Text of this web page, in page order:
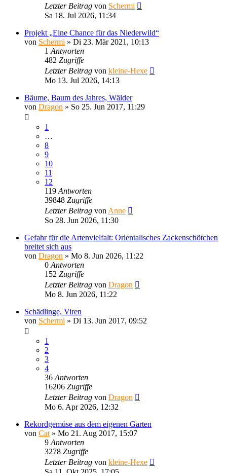
Letzter Beitrag von Schermi
Sa 18. Jul 2026, 11:34
Projekt „Eine Chance für das Niederwild“
von Schermi » Di 23. Mär 2021, 10:13
1 Antworten
482 Zugriffe
Letzter Beitrag von kleine-Hexe
Mo 13. Jul 2026, 14:13
Bäume, Baum des Jahres, Wälder
von Dragon » So 25. Jun 2017, 11:29
1
…
8
9
10
11
12
119 Antworten
39848 Zugriffe
Letzter Beitrag von Anne
So 28. Jun 2026, 11:30
Gefahr für die Artenvielfalt: Orientalisches Zackenschötchen
breitet sich aus
von Dragon » Mo 8. Jun 2026, 11:22
0 Antworten
152 Zugriffe
Letzter Beitrag von Dragon
Mo 8. Jun 2026, 11:22
Schädlinge, Viren
von Schermi » Di 13. Jun 2017, 09:52
1
2
3
4
36 Antworten
16206 Zugriffe
Letzter Beitrag von Dragon
Mo 6. Apr 2026, 12:32
Rekordgemüse aus dem eigenen Garten
von Cat » Mo 21. Aug 2017, 15:07
9 Antworten
3278 Zugriffe
Letzter Beitrag von kleine-Hexe